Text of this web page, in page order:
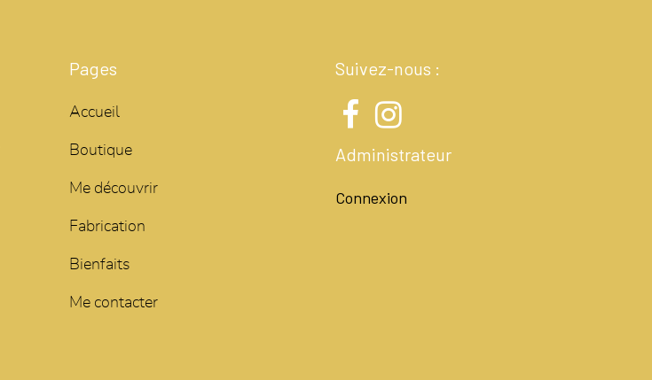
Pages
Accueil
Boutique
Me découvrir
Fabrication
Bienfaits
Me contacter
Suivez-nous :
Administrateur
Connexion